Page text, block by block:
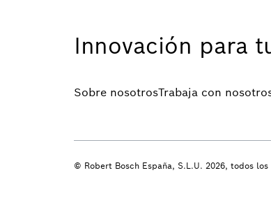
Innovación para
Sobre nosotrosTrabaja con
© Robert Bosch España, S.L.U. 2026, todos los